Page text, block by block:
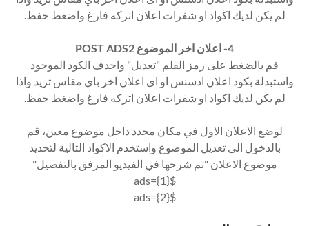
لم يكن لديك اكواد او شفرات اعلان اتركه فارغ واضغط حفظ.
4- اعلان اخر الموضوع POST ADS2
قم بالضغط على رمز القلم "تعديل" واحذف الكود الموجود
واستبدلة بكود اعلان ادسنس او اى اعلان اخر باي مقاس تريد واذا
لم يكن لديك اكواد او شفرات اعلان اتركه فارغ واضغط حفظ.
لوضع الاعلان الاول في مكان محدد داخل موضوع معين، قم
بالدخول الى تعديل الموضوع واستخدم الاكواد التالية لتحديد
موضوع الاعلان "تم شرحها في الفيديو المرفق بالتفصيل"
$ads={1}
$ads={2}